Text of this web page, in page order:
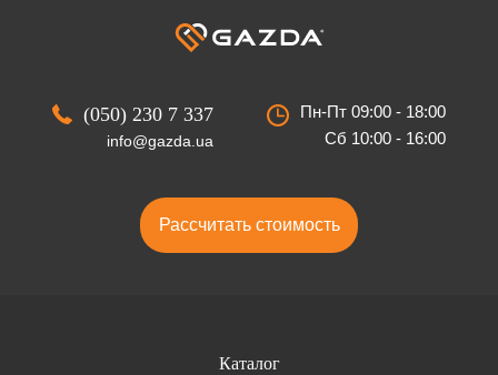
(050) 230 7 337
info@gazda.ua
Пн-Пт 09:00 - 18:00
Сб 10:00 - 16:00
Рассчитать стоимость
Каталог